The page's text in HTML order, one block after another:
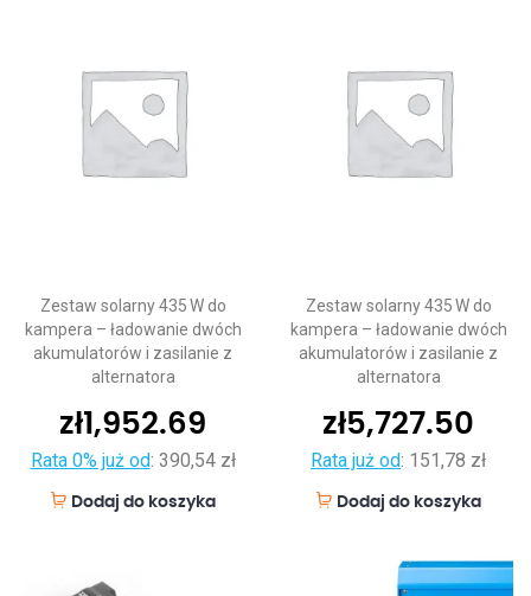
Zestaw solarny 435 W do
kampera – ładowanie dwóch
akumulatorów i zasilanie z
alternatora
zł1,952.69
Rata 0% już od: 390,54 zł
Dodaj do koszyka
Zestaw solarny 435 W do
kampera – ładowanie dwóch
akumulatorów i zasilanie z
alternatora
zł5,727.50
Rata już od: 151,78 zł
Dodaj do koszyka